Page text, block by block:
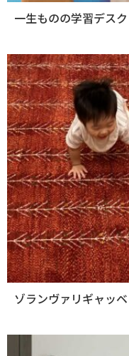
一生ものの学習デスク
ゾランヴァリギャッベ